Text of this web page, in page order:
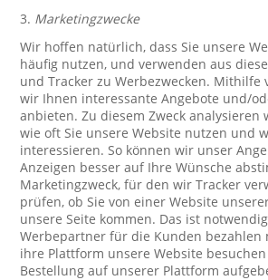
3. Marketingzwecke
Wir hoffen natürlich, dass Sie unsere
häufig nutzen, und verwenden aus
und Tracker zu Werbezwecken. Mithilfe
wir Ihnen interessante Angebote und/
anbieten. Zu diesem Zweck
wie oft Sie unsere Website nutzen und
interessieren. So können wir unser
Anzeigen besser auf Ihre Wünsche
Marketingzweck, für den wir Tracker
prüfen, ob Sie von einer Website
unsere Seite kommen. Das ist
Werbepartner für die Kunden bezahlen
ihre Plattform unsere Website
Bestellung auf unserer Plattform